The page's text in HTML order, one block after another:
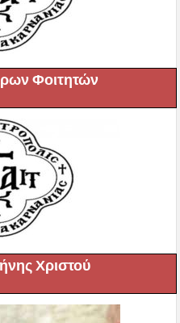
Φοιτητών
Χριστού